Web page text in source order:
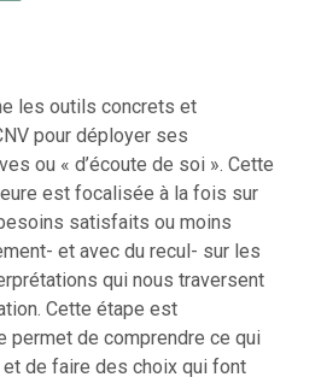
les outils concrets et
pour déployer ses
ou « d’écoute de soi ». Cette
est focalisée à la fois sur
satisfaits ou moins
et avec du recul- sur les
qui nous traversent
Cette étape est
permet de comprendre ce qui
de faire des choix qui font